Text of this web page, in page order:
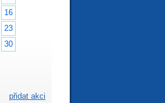
16
23
30
přidat akci